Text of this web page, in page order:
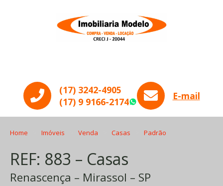
(17) 3242-4905
(17) 9 9166-2174
WhatsApp
E-mail
Home Imóveis Venda Casas Padrão
REF: 883 – Casas
Renascença – Mirassol – SP